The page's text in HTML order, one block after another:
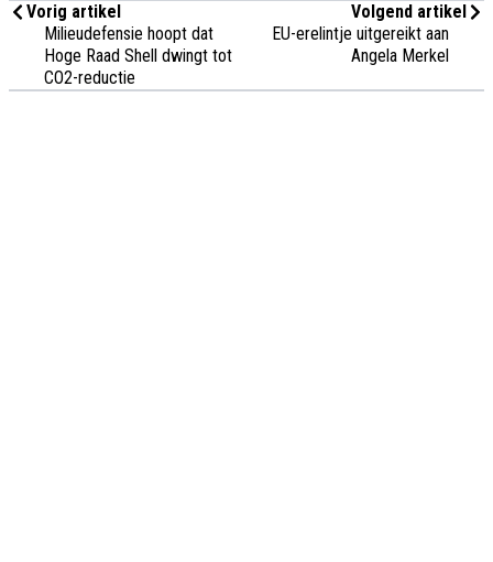
Vorig artikel
Milieudefensie hoopt dat
Hoge Raad Shell dwingt tot
CO2-reductie
Volgend artikel
EU-erelintje uitgereikt aan
Angela Merkel